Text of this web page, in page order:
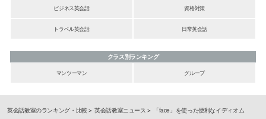
ビジネス英会話
資格対策
トラベル英会話 日常英会話
クラス別ランキング
マンツーマン
グループ
英会話教室のランキング・比較 英会話教室ニュース 「face」を使った便利なイディオム